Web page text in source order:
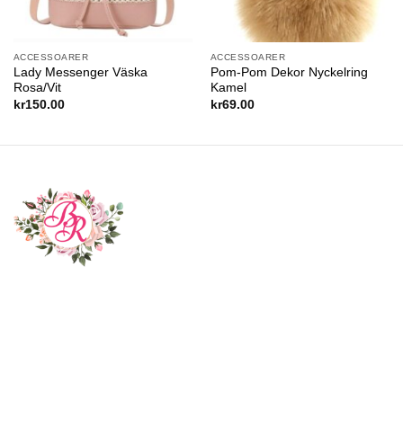
ACCESSOARER
Lady Messenger Väska
Rosa/Vit
kr150.00
ACCESSOARER
Pom-Pom Dekor Nyckelring
Kamel
kr69.00